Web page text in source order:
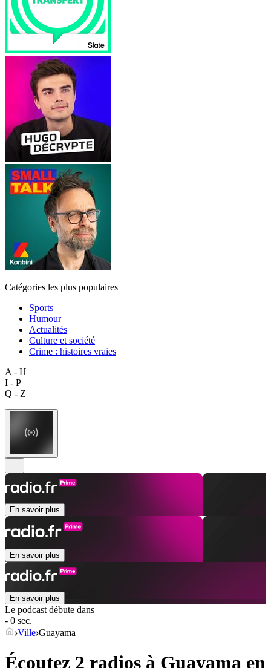
Catégories les plus populaires
Sports
Humour
Actualités
Culture et société
Crime : histoires vraies
A - H
I - P
Q - Z
En savoir plus
En savoir plus
En savoir plus
Le podcast débute dans
- 0 sec.
Ville Guayama
Écoutez 2 radios à Guayama en